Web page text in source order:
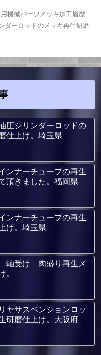
用機械パーツメッキ加工履歴
ダーロッドのメッキ再生研磨
圧シリンダーロッドの
仕上げ。埼玉県
ンナーチューブの再生
頂きました。福岡県
ンナーチューブの再生
げ。埼玉県
軸受け 肉盛り再生メ
。
ヤサスペンションロッ
研磨仕上げ。大阪府